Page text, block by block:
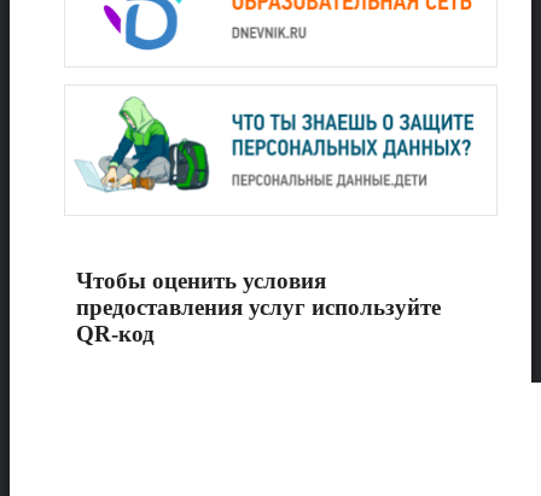
Чтобы оценить условия
предоставления услуг используйте
QR-код